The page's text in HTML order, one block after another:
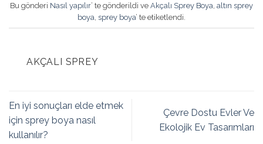
Bu gönderi Nasıl yapılır’ te gönderildi ve Akçalı Sprey Boya altın sprey
boya sprey boya’ te etiketlendi.
AKÇALI SPREY
En iyi sonuçları elde etmek
için sprey boya nasıl
kullanılır?
Çevre Dostu Evler Ve
Ekolojik Ev Tasarımları